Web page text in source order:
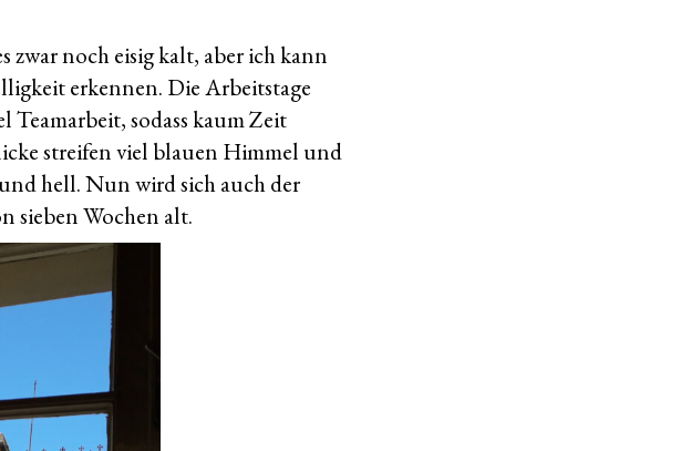
zwar noch eisig kalt, aber ich kann
erkennen. Die Arbeitstage
sodass kaum Zeit
streifen viel blauen Himmel und
hell. Nun wird sich auch der
sieben Wochen alt.